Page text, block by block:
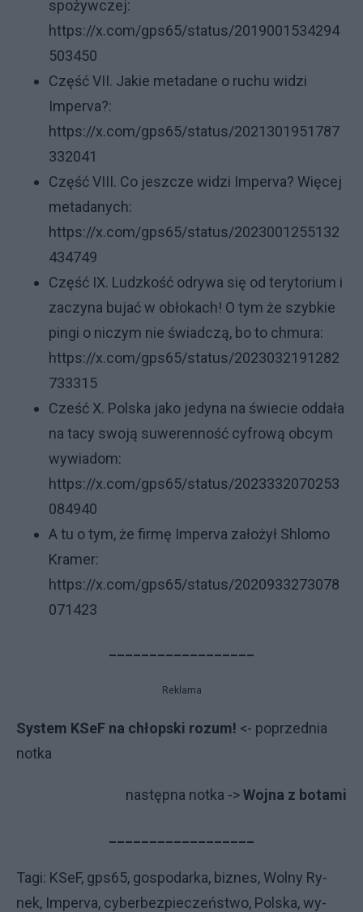
spożywczej:
https://x.com/gps65/status/2019001534294
503450
Część VII. Jakie metadane o ruchu widzi
Imperva?:
https://x.com/gps65/status/2021301951787
332041
Część VIII. Co jeszcze widzi Imperva? Więcej
metadanych:
https://x.com/gps65/status/2023001255132
434749
Część IX. Ludzkość odrywa się od terytorium i
zaczyna bujać w obłokach! O tym że szybkie
pingi o niczym nie świadczą, bo to chmura:
https://x.com/gps65/status/2023032191282
733315
Cześć X. Polska jako jedyna na świecie oddała
na tacy swoją suwerenność cyfrową obcym
wywiadom:
https://x.com/gps65/status/2023332070253
084940
A tu o tym, że firmę Imperva założył Shlomo
Kramer:
https://x.com/gps65/status/2020933273078
071423
Reklama
System KSeF na chłopski rozum! <- poprzednia
notka
na­stęp­na not­ka ->Wojna z botami
Ta­gi: KSeF, gps65, go­spo­dar­ka, biz­nes, Wol­ny Ry­
nek, Im­pe­rva, c­yber­bez­pie­czeń­stwo, Pol­ska, wy­